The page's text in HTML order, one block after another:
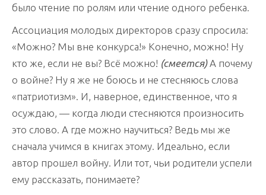
было чтение по ролям или чтение одного ребенка.
Ассоциация молодых директоров сразу спросила:
«Можно? Мы вне конкурса!» Конечно, можно! Ну
кто же, если не вы? Всё можно! (смеется)А почему
о войне? Ну я же не боюсь и не стесняюсь слова
«патриотизм». И, наверное, единственное, что я
осуждаю, — когда люди стесняются произносить
это слово. А где можно научиться? Ведь мы же
сначала учимся в книгах этому. Идеально, если
автор прошел войну. Или тот, чьи родители успели
ему рассказать, понимаете?